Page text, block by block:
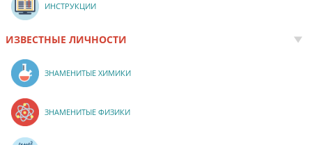
ИНСТРУКЦИИ
ИЗВЕСТНЫЕ ЛИЧНОСТИ
ЗНАМЕНИТЫЕ ХИМИКИ
ЗНАМЕНИТЫЕ ФИЗИКИ